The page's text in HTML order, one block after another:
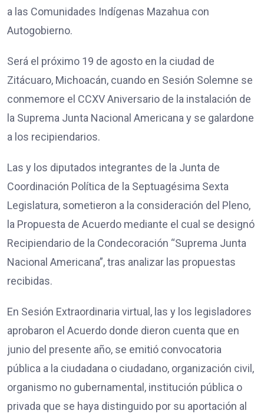
a las Comunidades Indígenas Mazahua con
Autogobierno.
Será el próximo 19 de agosto en la ciudad de
Zitácuaro, Michoacán, cuando en Sesión Solemne se
conmemore el CCXV Aniversario de la instalación de
la Suprema Junta Nacional Americana y se galardone
a los recipiendarios.
Las y los diputados integrantes de la Junta de
Coordinación Política de la Septuagésima Sexta
Legislatura, sometieron a la consideración del Pleno,
la Propuesta de Acuerdo mediante el cual se designó
Recipiendario de la Condecoración “Suprema Junta
Nacional Americana”, tras analizar las propuestas
recibidas.
En Sesión Extraordinaria virtual, las y los legisladores
aprobaron el Acuerdo donde dieron cuenta que en
junio del presente año, se emitió convocatoria
pública a la ciudadana o ciudadano, organización civil,
organismo no gubernamental, institución pública o
privada que se haya distinguido por su aportación al